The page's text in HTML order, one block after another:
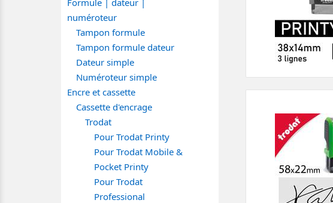
Formule | dateur |
numéroteur
Tampon formule
Tampon formule dateur
Dateur simple
Numéroteur simple
Encre et cassette
Cassette d'encrage
Trodat
Pour Trodat Printy
Pour Trodat Mobile &
Pocket Printy
Pour Trodat
Professional